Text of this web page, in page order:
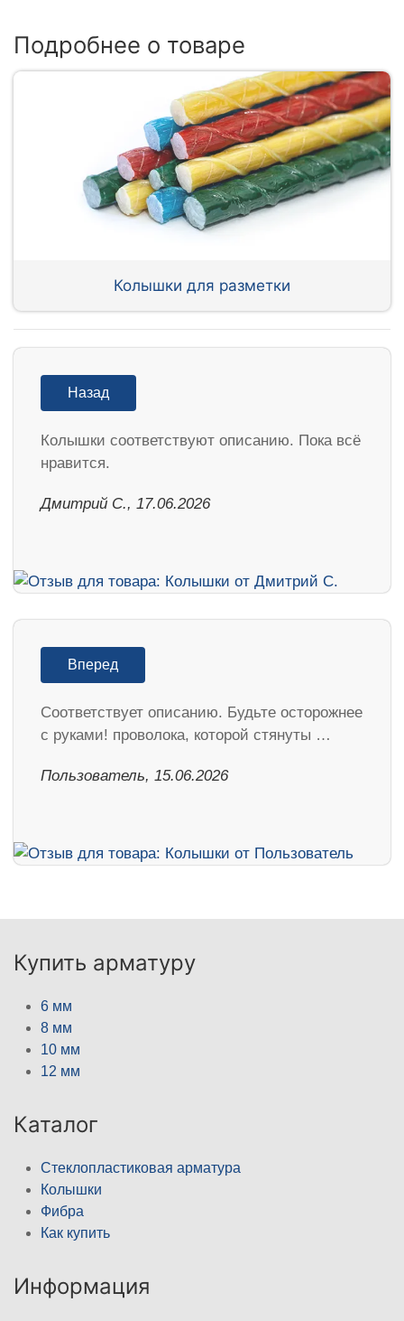
Подробнее о товаре
Колышки для разметки
Назад
Колышки соответствуют описанию. Пока всё
нравится.
Дмитрий С., 17.06.2026
Вперед
Соответствует описанию. Будьте осторожнее
с руками! проволока, которой стянуты …
Пользователь, 15.06.2026
Купить арматуру
6 мм
8 мм
10 мм
12 мм
Каталог
Стеклопластиковая арматура
Колышки
Фибра
Как купить
Информация